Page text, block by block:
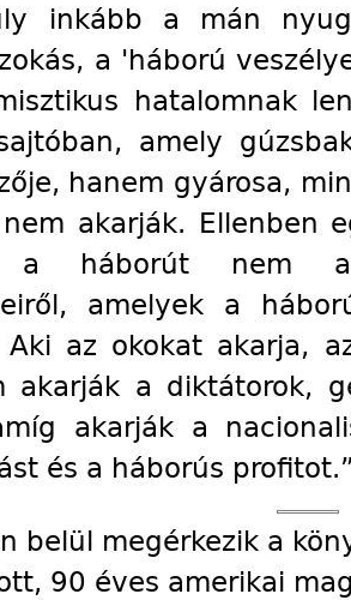
inkább a mán
a 'háború
hatalomnak
amely
hanem gyárosa,
akarják. Ellenben
a háborút nem
amelyek a
Aki az okokat akarja,
akarják a diktátorok,
akarják a
és a háborús
belül megérkezik a
90 éves amerikai